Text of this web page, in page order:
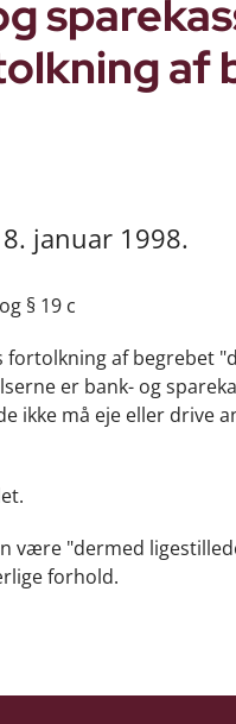
af
januar 1998.
§ 19 c
af begrebet
er bank- og
ikke må eje eller drive
være "dermed
forhold.